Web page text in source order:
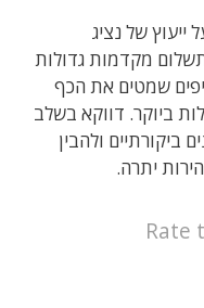
של נציג
מקדמות גדולות
שמטים את הכף
ביוקר. דווקא בשלב
ביקורתיים ולהבין
יתרה.
Rate